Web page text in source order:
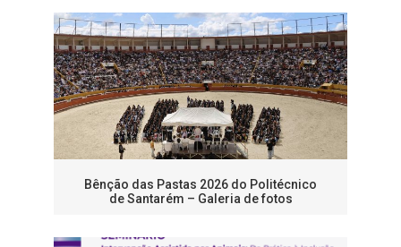
Bênção das Pastas 2026 do Politécnico
de Santarém – Galeria de fotos